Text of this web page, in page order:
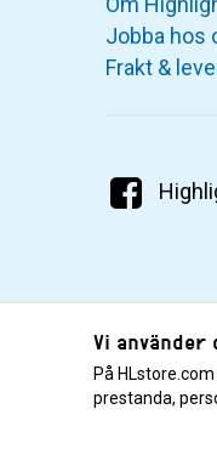
Jobba hos
Frakt &
© 2001–2026
Vi använder
På
prestanda,